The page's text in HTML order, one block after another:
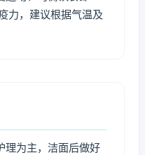
力，建议根据气温及
理为主，洁面后做好